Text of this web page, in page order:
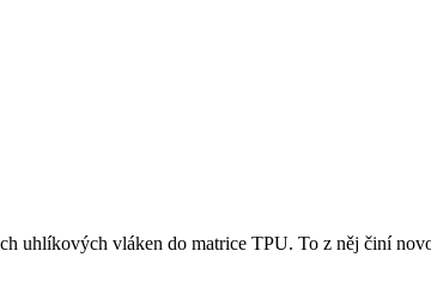
uhlíkových vláken do matrice TPU. To z něj činí